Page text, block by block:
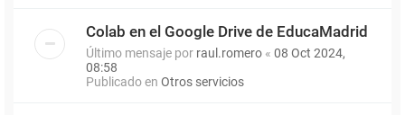
Colab en el Google Drive de EducaMadrid
Último mensaje por raul.romero « 08 Oct 2024,
08:58
Publicado en Otros servicios